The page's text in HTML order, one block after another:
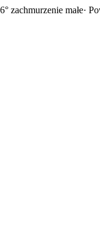
zachmurzenie małe·